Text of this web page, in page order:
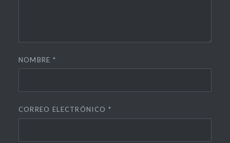
NOMBRE *
CORREO ELECTRÓNICO *